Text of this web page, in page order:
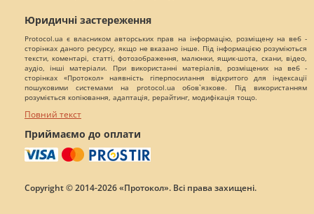
Юридичні застереження
Protocol.ua є власником авторських прав на інформацію, розміщену на веб -
сторінках даного ресурсу, якщо не вказано інше. Під інформацією розуміються
тексти, коментарі, статті, фотозображення, малюнки, ящик-шота, скани, відео,
аудіо, інші матеріали. При використанні матеріалів, розміщених на веб -
сторінках «Протокол» наявність гіперпосилання відкритого для індексації
пошуковими системами на protocol.ua обов`язкове. Під використанням
розуміється копіювання, адаптація, рерайтинг, модифікація тощо.
Повний текст
Приймаємо до оплати
Copyright © 2014-2026 «Протокол». Всі права захищені.